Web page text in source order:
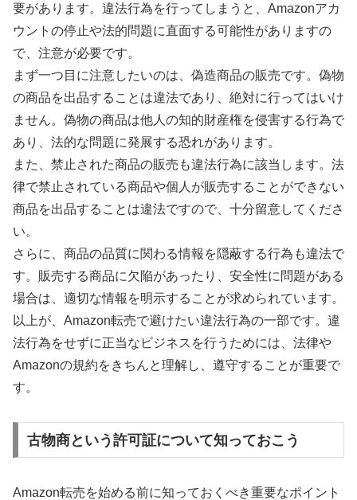
要があります。違法行為を行ってしまうと、Amazonアカ
ウントの停止や法的問題に直面する可能性がありますの
で、注意が必要です。
まず一つ目に注意したいのは、偽造商品の販売です。偽物
の商品を出品することは違法であり、絶対に行ってはいけ
ません。偽物の商品は他人の知的財産権を侵害する行為で
あり、法的な問題に発展する恐れがあります。
また、禁止された商品の販売も違法行為に該当します。法
律で禁止されている商品や個人が販売することができない
商品を出品することは違法ですので、十分留意してくださ
い。
さらに、商品の品質に関わる情報を隠蔽する行為も違法で
す。販売する商品に欠陥があったり、安全性に問題がある
場合は、適切な情報を明示することが求められています。
以上が、Amazon転売で避けたい違法行為の一部です。違
法行為をせずに正当なビジネスを行うためには、法律や
Amazonの規約をきちんと理解し、遵守することが重要で
す。
古物商という許可証について知っておこう
Amazon転売を始める前に知っておくべき重要なポイント